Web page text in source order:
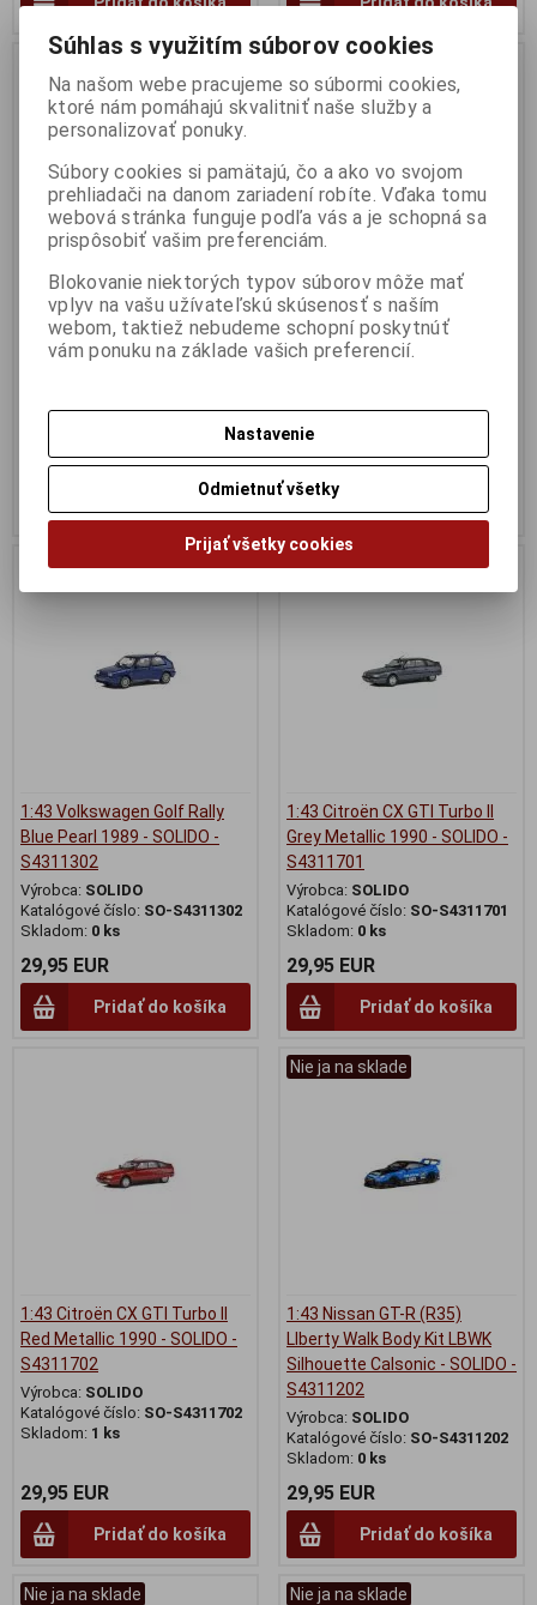
1:43 Peugeot 306 S16 Gold
Metallic 1994 - SOLIDO -
S4311402
Katalógové číslo:SO-S4311402
29,95 EUR
1:43 Volkswagen Golf Rally
Tornado Red 1989 - SOLIDO -
S4311301
Katalógové číslo:SO-S4311301
Skladom:
29,95 EUR
Nie ja na sklade
1:43 Volkswagen Golf Rally
Blue Pearl 1989 - SOLIDO -
S4311302
Výrobca: SOLIDO
Katalógové číslo: SO-S4311302
Skladom: 0 ks
29,95 EUR
Pridať do košíka
Nie ja na sklade
1:43 Citroën CX GTI Turbo II
Grey Metallic 1990 - SOLIDO -
S4311701
Výrobca: SOLIDO
Katalógové číslo: SO-S4311701
Skladom: 0 ks
29,95 EUR
Pridať do košíka
1:43 Citroën CX GTI Turbo II
Red Metallic 1990 - SOLIDO -
S4311702
Výrobca: SOLIDO
Katalógové číslo: SO-S4311702
Skladom: 1 ks
29,95 EUR
Pridať do košíka
Nie ja na sklade
1:43 Nissan GT-R (R35)
LIberty Walk Body Kit LBWK
Silhouette Calsonic - SOLIDO -
S4311202
Výrobca: SOLIDO
Katalógové číslo: SO-S4311202
Skladom: 0 ks
29,95 EUR
Pridať do košíka
Nie ja na sklade Nie ja na sklade
Súhlas s využitím súborov cookies
Na našom webe pracujeme so súbormi cookies,
ktoré nám pomáhajú skvalitniť naše služby a
personalizovať ponuky.
Súbory cookies si pamätajú, čo a ako vo svojom
prehliadači na danom zariadení robíte. Vďaka tomu
webová stránka funguje podľa vás a je schopná sa
prispôsobiť vašim preferenciám.
Blokovanie niektorých typov súborov môže mať
vplyv na vašu užívateľskú skúsenosť s naším
webom, taktiež nebudeme schopní poskytnúť
vám ponuku na základe vašich preferencií.
Nastavenie
Odmietnuť všetky
Prijať všetky cookies